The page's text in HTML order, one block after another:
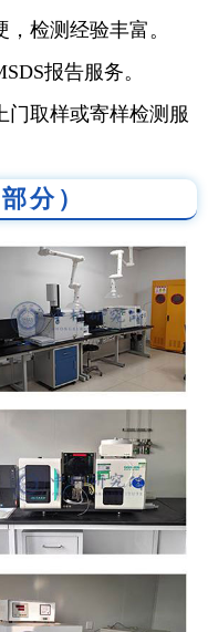
检测经验丰富。
报告服务。
门取样或寄样检测服
分）